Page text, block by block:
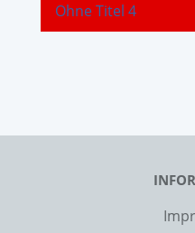
Ohne Titel 4